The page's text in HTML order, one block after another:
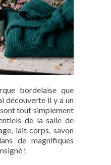
bordelaise que
découverte il y a un
tout simplement
de la salle de
lait corps, savon
de magnifiques
!